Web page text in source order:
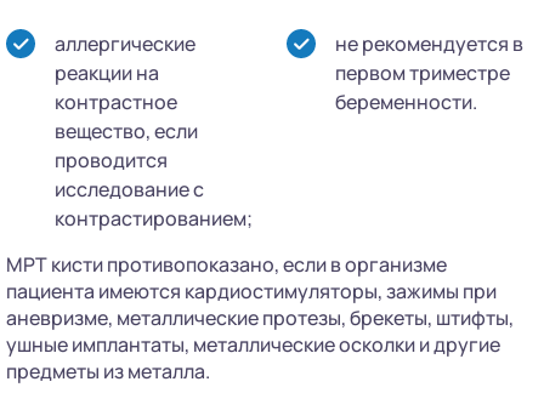
аллергические
реакции на
контрастное
вещество, если
проводится
исследование с
контрастированием;
не рекомендуется в
первом триместре
беременности.
МРТ кисти противопоказано, если в организме
пациента имеются кардиостимуляторы, зажимы при
аневризме, металлические протезы, брекеты, штифты,
ушные имплантаты, металлические осколки и другие
предметы из металла.